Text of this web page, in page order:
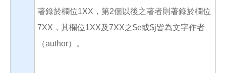
著錄於欄位1XX，第2個以後之著者則著錄於欄位
7XX，其欄位1XX及7XX之$e或$j皆為文字作者
（author）。